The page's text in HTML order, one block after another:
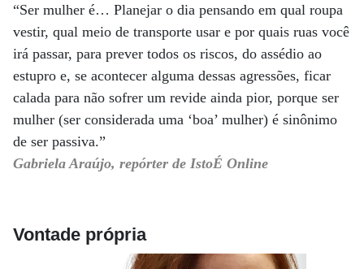
“Ser mulher é… Planejar o dia pensando em qual roupa
vestir, qual meio de transporte usar e por quais ruas você
irá passar, para prever todos os riscos, do assédio ao
estupro e, se acontecer alguma dessas agressões, ficar
calada para não sofrer um revide ainda pior, porque ser
mulher (ser considerada uma ‘boa’ mulher) é sinônimo
de ser passiva.”
Gabriela Araújo, repórter de IstoÉ Online
Vontade própria